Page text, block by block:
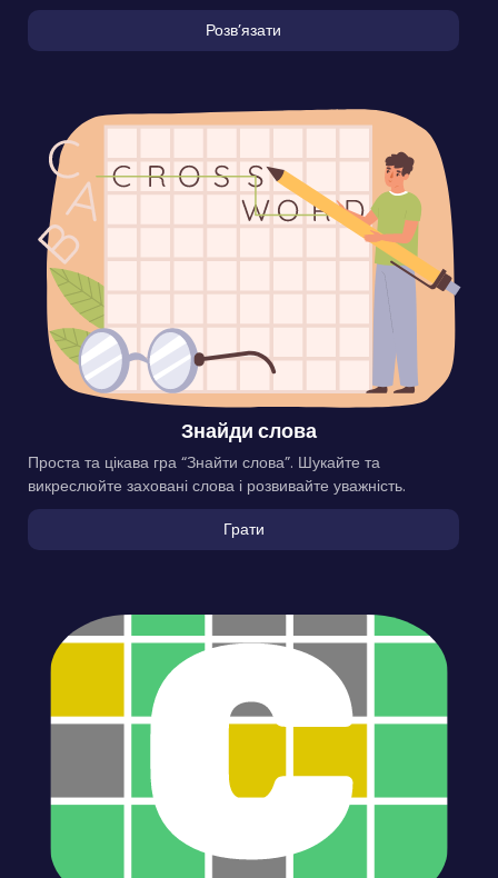
Розвʼязати
Знайди слова
Проста та цікава гра “Знайти слова”. Шукайте та
викреслюйте заховані слова і розвивайте уважність.
Грати